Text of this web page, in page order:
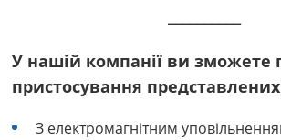
У нашій компанії ви зможете
пристосування
З електромагнітним